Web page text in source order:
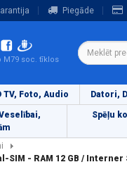
Piegāde
M79 soc. tīklos
TV, Foto, Audio Datori,
Spēļu
SIM - RAM 12 GB /